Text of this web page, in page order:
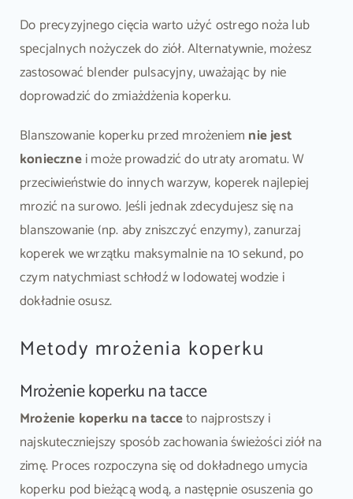
Do precyzyjnego cięcia warto użyć ostrego noża lub
specjalnych nożyczek do ziół. Alternatywnie, możesz
zastosować blender pulsacyjny, uważając by nie
doprowadzić do zmiażdżenia koperku.
Blanszowanie koperku przed mrożeniem nie jest
koniecznei może prowadzić do utraty aromatu. W
przeciwieństwie do innych warzyw, koperek najlepiej
mrozić na surowo. Jeśli jednak zdecydujesz się na
blanszowanie (np. aby zniszczyć enzymy), zanurzaj
koperek we wrzątku maksymalnie na 10 sekund, po
czym natychmiast schłodź w lodowatej wodzie i
dokładnie osusz.
Metody mrożenia koperku
Mrożenie koperku na tacce
Mrożenie koperku na tacceto najprostszy i
najskuteczniejszy sposób zachowania świeżości ziół na
zimę. Proces rozpoczyna się od dokładnego umycia
koperku pod bieżącą wodą, a następnie osuszenia go